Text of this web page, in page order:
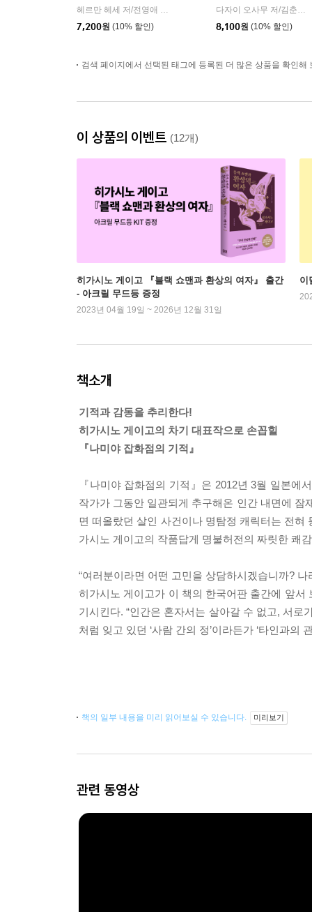
헤르만 헤세 저/전영애 역
7,200원 (10% 할인)
다자이 오사무 저/김춘미 역
8,100원 (10% 할인)
검색 페이지에서 선택된 태그에 등록된 더 많은 상품을 확인해
이 상품의 이벤트 (12개)
히가시노 게이고 『블랙 쇼맨과 환상의 여자』 출간
- 아크릴 무드등 증정
2023년 04월 19일 ~ 2026년 12월 31일
이
책소개
기적과 감동을 추리한다!
히가시노 게이고의 차기 대표작으로 손꼽힐
『나미야 잡화점의 기적』
『나미야 잡화점의 기적』은 2012년 3월 일본
작가가 그동안 일관되게 추구해온 인간 내면에
면 떠올랐던 살인 사건이나 명탐정 캐릭터는 전
가시노 게이고의 작품답게 명불허전의 짜릿한 쾌
“여러분이라면 어떤 고민을 상담하시겠습니까?
히가시노 게이고가 이 책의 한국어판 출간에 앞
기시킨다. “인간은 혼자서는 살아갈 수 없고, 서
처럼 잊고 있던 ‘사람 간의 정’이라든가 ‘타인과
책의 일부 내용을 미리 읽어보실 수 있습니다. 미리보기
관련 동영상